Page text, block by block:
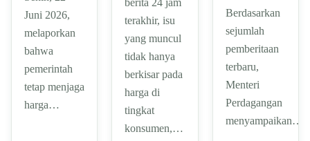
Juni 2026,
melaporkan
bahwa
pemerintah
tetap menjaga
harga…
terakhir, isu
yang muncul
tidak hanya
berkisar pada
harga di
tingkat
konsumen,…
Berdasarkan
sejumlah
pemberitaan
terbaru,
Menteri
Perdagangan
menyampaikan…